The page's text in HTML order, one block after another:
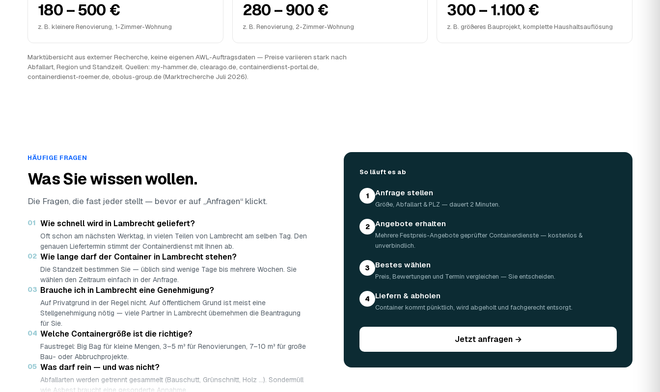
180 – 500 €
z. B. kleinere Renovierung, 1-Zimmer-Wohnung
280 – 900 €
z. B. Renovierung, 2-Zimmer-Wohnung
300 – 1.100 €
z. B. größeres Bauprojekt, komplette Haushaltsauflösung
Marktübersicht aus externer Recherche, keine eigenen AWL-Auftragsdaten — Preise variieren stark nach
Abfallart, Region und Standzeit. Quellen: my-hammer.de, clearago.de, containerdienst-portal.de,
containerdienst-roemer.de, obolus-group.de (Marktrecherche Juli 2026).
HÄUFIGE FRAGEN
Was Sie wissen wollen.
Die Fragen, die fast jeder stellt — bevor er auf „Anfragen“ klickt.
01 Wie schnell wird in Lambrecht geliefert?
Oft schon am nächsten Werktag, in vielen Teilen von Lambrecht am selben Tag. Den
genauen Liefertermin stimmt der Containerdienst mit Ihnen ab.
02 Wie lange darf der Container in Lambrecht stehen?
Die Standzeit bestimmen Sie — üblich sind wenige Tage bis mehrere Wochen. Sie
wählen den Zeitraum einfach in der Anfrage.
03 Brauche ich in Lambrecht eine Genehmigung?
Auf Privatgrund in der Regel nicht. Auf öffentlichem Grund ist meist eine
Stellgenehmigung nötig — viele Partner in Lambrecht übernehmen die Beantragung
für Sie.
04 Welche Containergröße ist die richtige?
Faustregel: Big Bag für kleine Mengen, 3–5 m³ für Renovierungen, 7–10 m³ für große
Bau- oder Abbruchprojekte.
05 Was darf rein — und was nicht?
Abfallarten werden getrennt gesammelt (Bauschutt, Grünschnitt, Holz …). Sondermüll
wie Asbest braucht eine gesonderte Annahme.
So läuft es ab
1 Anfrage stellen
Größe, Abfallart & PLZ — dauert 2 Minuten.
2 Angebote erhalten
Mehrere Festpreis-Angebote geprüfter Containerdienste — kostenlos &
unverbindlich.
3 Bestes wählen
Preis, Bewertungen und Termin vergleichen — Sie entscheiden.
4 Liefern & abholen
Container kommt pünktlich, wird abgeholt und fachgerecht entsorgt.
Jetzt anfragen →